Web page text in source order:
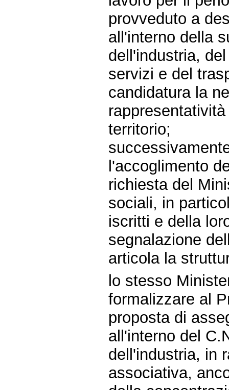
provveduto a
all'interno della
dell'industria,
servizi e del
candidatura la
territorio;
l'accoglimento
richiesta del
sociali, in
iscritti e della
segnalazione
articola la
lo stesso
formalizzare al
proposta di
all'interno del
dell'industria, in
associativa,